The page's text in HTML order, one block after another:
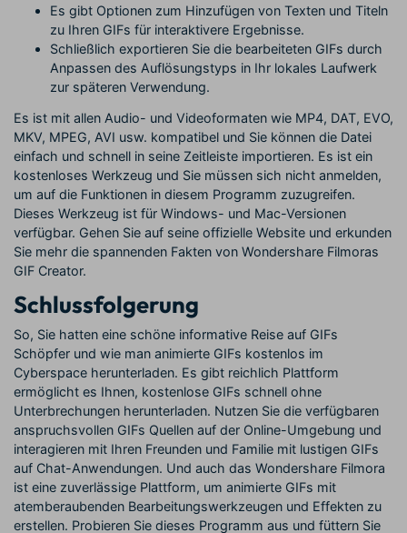
Es gibt Optionen zum Hinzufügen von Texten und Titeln
zu Ihren GIFs für interaktivere Ergebnisse.
Schließlich exportieren Sie die bearbeiteten GIFs durch
Anpassen des Auflösungstyps in Ihr lokales Laufwerk
zur späteren Verwendung.
Es ist mit allen Audio- und Videoformaten wie MP4, DAT, EVO,
MKV, MPEG, AVI usw. kompatibel und Sie können die Datei
einfach und schnell in seine Zeitleiste importieren. Es ist ein
kostenloses Werkzeug und Sie müssen sich nicht anmelden,
um auf die Funktionen in diesem Programm zuzugreifen.
Dieses Werkzeug ist für Windows- und Mac-Versionen
verfügbar. Gehen Sie auf seine offizielle Website und erkunden
Sie mehr die spannenden Fakten von Wondershare Filmoras
GIF Creator.
Schlussfolgerung
So, Sie hatten eine schöne informative Reise auf GIFs
Schöpfer und wie man animierte GIFs kostenlos im
Cyberspace herunterladen. Es gibt reichlich Plattform
ermöglicht es Ihnen, kostenlose GIFs schnell ohne
Unterbrechungen herunterladen. Nutzen Sie die verfügbaren
anspruchsvollen GIFs Quellen auf der Online-Umgebung und
interagieren mit Ihren Freunden und Familie mit lustigen GIFs
auf Chat-Anwendungen. Und auch das Wondershare Filmora
ist eine zuverlässige Plattform, um animierte GIFs mit
atemberaubenden Bearbeitungswerkzeugen und Effekten zu
erstellen. Probieren Sie dieses Programm aus und füttern Sie